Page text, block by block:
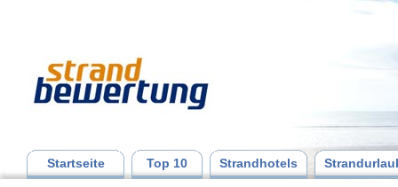
Startseite Top 10 Strandhotels